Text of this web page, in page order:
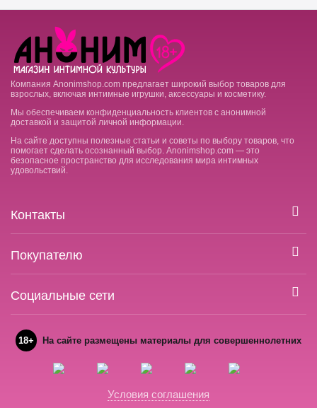
Компания Anonimshop.com предлагает широкий выбор товаров для
взрослых, включая интимные игрушки, аксессуары и косметику.
Мы обеспечиваем конфиденциальность клиентов с анонимной
доставкой и защитой личной информации.
На сайте доступны полезные статьи и советы по выбору товаров, что
помогает сделать осознанный выбор. Anonimshop.com — это
безопасное пространство для исследования мира интимных
удовольствий.
Контакты
Покупателю
Социальные сети
18+ На сайте размещены материалы для совершеннолетних
Условия соглашения